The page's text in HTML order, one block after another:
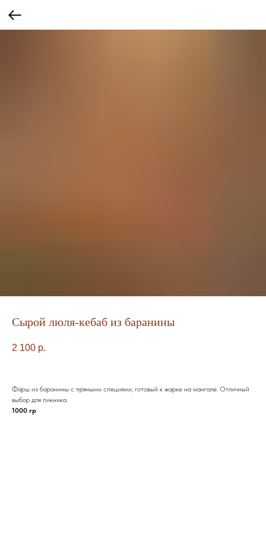
Сырой люля-кебаб из баранины
2 100 р.
Фарш из баранины с пряными специями, готовый к жарке на мангале. Отличный
выбор для пикника.
1000 гр